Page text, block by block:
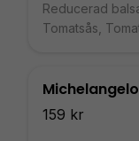
Reducerad
Tomatsås,
Michelangelo
159 kr